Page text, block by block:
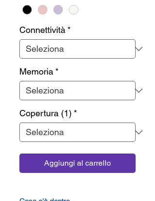
Connettività *
Memoria *
Copertura (1) *
Aggiungi al carrello